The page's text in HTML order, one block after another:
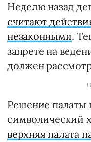
Неделю назад
считают
незаконными.
запрете на
должен
Решение палаты
символический
верхняя палата